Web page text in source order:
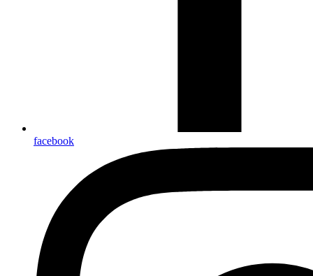
facebook